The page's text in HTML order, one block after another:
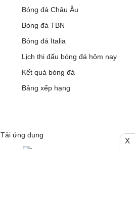
0 - 0 Hammarby IF
1 - 2 Austria Wien
6 - 0
DAC 1904 Dunajska
3 - 1
Bóng đá Châu Âu
Bóng đá TBN
Bóng đá Italia
Lịch thi đấu bóng đá hôm nay
Kết quả bóng đá
Bảng xếp hạng
Tải ứng dụng
X